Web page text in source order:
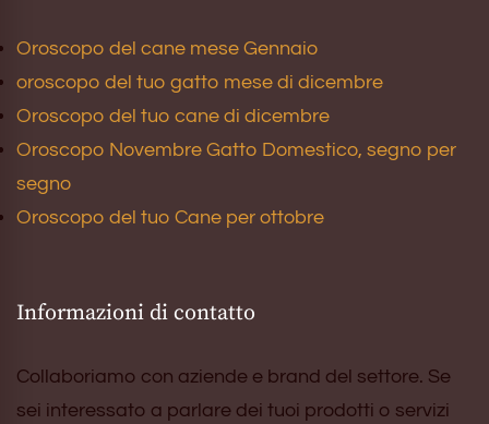
Oroscopo del cane mese Gennaio
oroscopo del tuo gatto mese di dicembre
Oroscopo del tuo cane di dicembre
Oroscopo Novembre Gatto Domestico, segno per
segno
Oroscopo del tuo Cane per ottobre
Informazioni di contatto
Collaboriamo con aziende e brand del settore. Se
sei interessato a parlare dei tuoi prodotti o servizi